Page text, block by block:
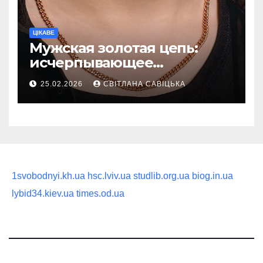
ЦІКАВЕ
Мужская золотая цепь:
исчерпывающее
руководство по выбору
статусного украшения
25.02.2026 СВІТЛАНА САВІЦЬКА
1svobodnyi.kh.ua hsc.lviv.ua studlib.org.ua biog.in.ua
lybid34.kiev.ua times.od.ua